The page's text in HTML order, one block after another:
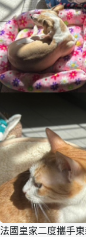
法國皇家二度攜手